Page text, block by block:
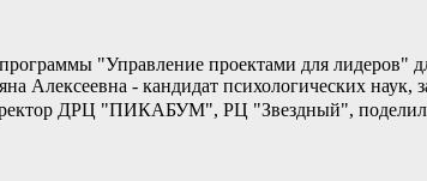
"Управление проектами для лидеров"
Алексеевна - кандидат психологических
ДРЦ "ПИКАБУМ", РЦ "Звездный",